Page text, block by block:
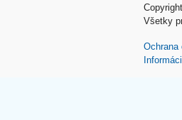
Všetky
Ochrana